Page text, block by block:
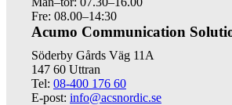
Fre: 08.00–14:30
Acumo Communication
Söderby Gårds Väg 11A
147 60 Uttran
Tel: 08-400 176 60
E-post: info@acsnordic.se